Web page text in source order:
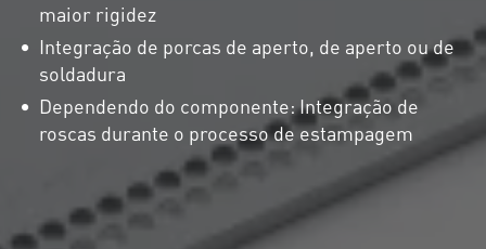
maior rigidez
Integração de porcas de aperto, de aperto ou de
soldadura
Dependendo do componente: Integração de
roscas durante o processo de estampagem